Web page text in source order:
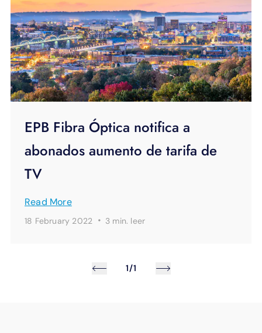
EPB Fibra Óptica notifica a
abonados aumento de tarifa de
TV
Read More
18 February 2022 · 3 min. leer
1/1